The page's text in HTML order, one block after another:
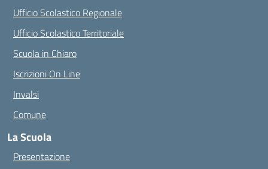
Ufficio Scolastico Regionale
Ufficio Scolastico Territoriale
Scuola in Chiaro
Iscrizioni On Line
Invalsi
Comune
La Scuola
Presentazione